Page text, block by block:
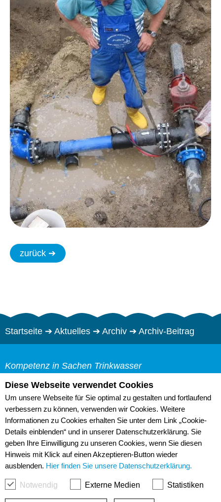
Diese Webseite verwendet Cookies
Um unsere Webseite für Sie optimal zu gestalten und fortlaufend
verbessern zu können, verwenden wir Cookies. Weitere
Informationen zu Cookies erhalten Sie unter dem Link „Cookie-
Details einblenden“ und in unserer Datenschutzerklärung. Sie
geben Ihre Einwilligung zu unseren Cookies, wenn Sie diesen
Hinweis mit Klick auf einen Akzeptieren-Button wieder
ausblenden. Hier finden Sie unsere Datenschutzerklärung.
Notwendig Externe Medien Statistiken
zurück ➔
Startseite ➔ Aktuelles ➔ Archiv ➔ Archiv-Beitrag
Kompetenz in Sachen Trinkwasser
Trinkwasserzweckverband "Pfeifholz"
Bürgermeister-Herklotz-
Straße 2
01609 Röderaue
03 52 63/ 656-0
info@twzv.de
Web-Cam
Links
Sitemap
Datenschutz
Impressum
Barrierefreiheit
TWZV durchsuchen: